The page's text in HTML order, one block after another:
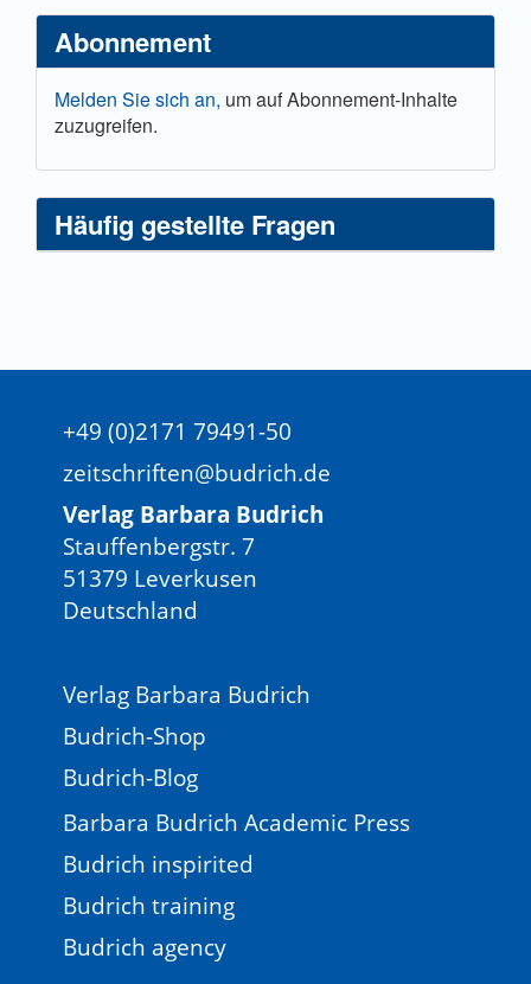
Abonnement
Melden Sie sich an, um auf Abonnement-Inhalte
zuzugreifen.
Häufig gestellte Fragen
+49 (0)2171 79491-50
zeitschriften@budrich.de
Verlag Barbara Budrich
Stauffenbergstr. 7
51379 Leverkusen
Deutschland
Verlag Barbara Budrich
Budrich-Shop
Budrich-Blog
Barbara Budrich Academic Press
Budrich inspirited
Budrich training
Budrich agency